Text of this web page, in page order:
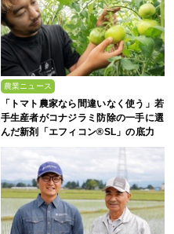
農業ニュース
「トマト農家なら間違いなく使う」若
手生産者がコナジラミ防除の一手に選
んだ新剤「エフィコン®SL」の底力